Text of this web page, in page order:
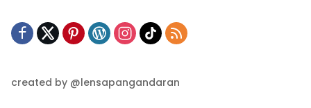
created by @lensapangandaran